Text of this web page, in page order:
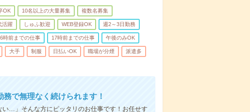
OK 10名以上の大量募集 複数名募集
活躍 しゅふ歓迎 WEB登録OK 週2～3日勤務
時前までの仕事 17時前までの仕事 午後のみOK
大手 制服 日払いOK 職場が分煙 派遣多
で無理なく続けられます！
い…」そんな方にピッタリのお仕事です！お任せす